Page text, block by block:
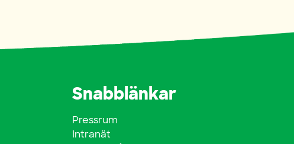
Snabblänkar
Pressrum
Intranät